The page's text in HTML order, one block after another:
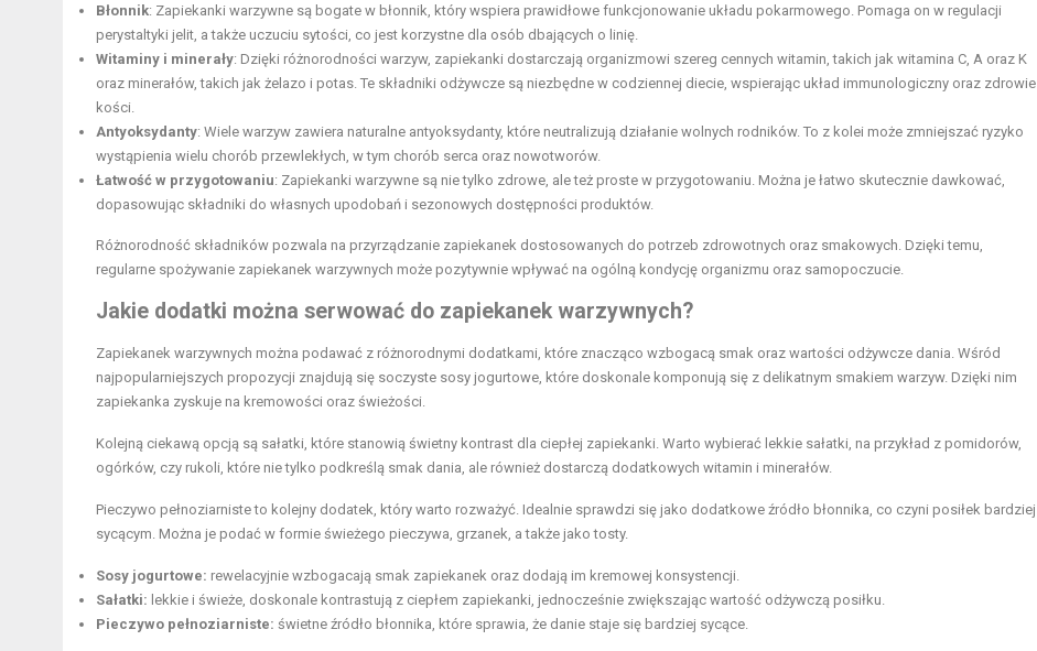
Błonnik: Zapiekanki warzywne są bogate w błonnik, który wspiera prawidłowe funkcjonowanie układu pokarmowego. Pomaga on w regulacji
perystaltyki jelit, a także uczuciu sytości, co jest korzystne dla osób dbających o linię.
Witaminy i minerały: Dzięki różnorodności warzyw, zapiekanki dostarczają organizmowi szereg cennych witamin, takich jak witamina C, A oraz K
oraz minerałów, takich jak żelazo i potas . Te składniki odżywcze są niezbędne w codziennej diecie, wspierając układ immunologiczny oraz zdrowie
kości.
Antyoksydanty: Wiele warzyw zawiera naturalne antyoksydanty, które neutralizują działanie wolnych rodników. To z kolei może zmniejszać ryzyko
wystąpienia wielu chorób przewlekłych, w tym chorób serca oraz nowotworów.
Łatwość w przygotowaniu: Zapiekanki warzywne są nie tylko zdrowe, ale też proste w przygotowaniu. Można je łatwo skutecznie dawkować,
dopasowując składniki do własnych upodobań i sezonowych dostępności produktów.
Różnorodność składników pozwala na przyrządzanie zapiekanek dostosowanych do potrzeb zdrowotnych oraz smakowych. Dzięki temu,
regularne spożywanie zapiekanek warzywnych może pozytywnie wpływać na ogólną kondycję organizmu oraz samopoczucie.
Jakie dodatki można serwować do zapiekanek warzywnych?
Zapiekanek warzywnych można podawać z różnorodnymi dodatkami, które znacząco wzbogacą smak oraz wartości odżywcze dania. Wśród
najpopularniejszych propozycji znajdują się soczyste sosy jogurtowe, które doskonale komponują się z delikatnym smakiem warzyw. Dzięki nim
zapiekanka zyskuje na kremowości oraz świeżości.
Kolejną ciekawą opcją są sałatki, które stanowią świetny kontrast dla ciepłej zapiekanki. Warto wybierać lekkie sałatki, na przykład z pomidorów,
ogórków, czy rukoli, które nie tylko podkreślą smak dania, ale również dostarczą dodatkowych witamin i minerałów.
Pieczywo pełnoziarniste to kolejny dodatek, który warto rozważyć. Idealnie sprawdzi się jako dodatkowe źródło błonnika, co czyni posiłek bardziej
sycącym. Można je podać w formie świeżego pieczywa, grzanek, a także jako tosty.
Sosy jogurtowe: rewelacyjnie wzbogacają smak zapiekanek oraz dodają im kremowej konsystencji.
Sałatki: lekkie i świeże, doskonale kontrastują z ciepłem zapiekanki, jednocześnie zwiększając wartość odżywczą posiłku.
Pieczywo pełnoziarniste: świetne źródło błonnika, które sprawia, że danie staje się bardziej sycące.